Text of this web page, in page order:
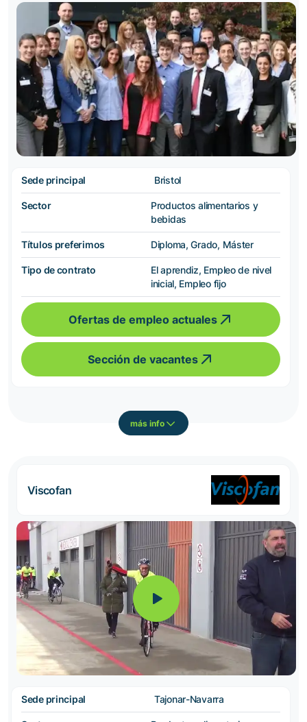
Sede principal Bristol
Sector
Productos alimentarios y
bebidas
Títulos preferimos Diploma, Grado, Máster
Tipo de contrato
El aprendiz, Empleo de nivel
inicial, Empleo fijo
Ofertas de empleo actuales
Sección de vacantes
más info
Viscofan
Sede principal Tajonar-Navarra